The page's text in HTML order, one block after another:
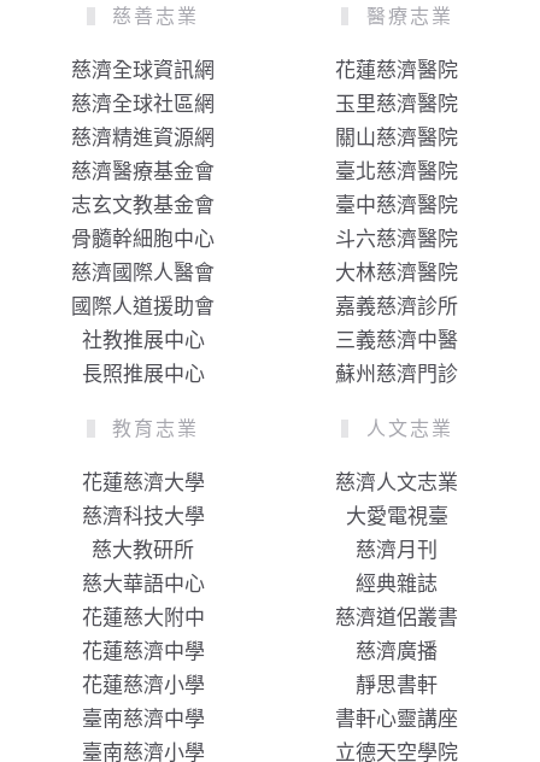
慈善志業
慈濟全球資訊網
慈濟全球社區網
慈濟精進資源網
慈濟醫療基金會
志玄文教基金會
骨髓幹細胞中心
慈濟國際人醫會
國際人道援助會
社教推展中心
長照推展中心
醫療志業
花蓮慈濟醫院
玉里慈濟醫院
關山慈濟醫院
臺北慈濟醫院
臺中慈濟醫院
斗六慈濟醫院
大林慈濟醫院
嘉義慈濟診所
三義慈濟中醫
蘇州慈濟門診
教育志業
花蓮慈濟大學
慈濟科技大學
慈大教研所
慈大華語中心
花蓮慈大附中
花蓮慈濟中學
花蓮慈濟小學
臺南慈濟中學
臺南慈濟小學
人文志業
慈濟人文志業
大愛電視臺
慈濟月刊
經典雜誌
慈濟道侶叢書
慈濟廣播
靜思書軒
書軒心靈講座
立德天空學院